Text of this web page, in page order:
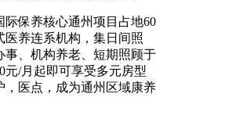
保养核心通州项目占地60
医养连系机构，集日间照
事、机构养老、短期照顾于
元/月起即可享受多元房型
，医点，成为通州区域康养